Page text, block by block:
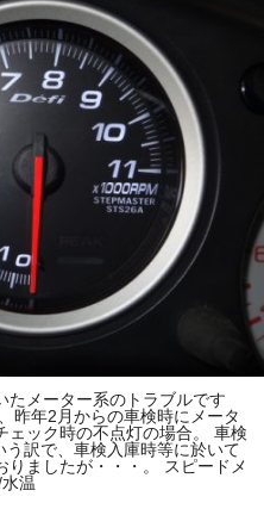
たメーター系のトラブルです
昨年2月からの車検時にメータ
ェック時の不点灯の場合。 車検
訳で、車検入庫時等に於いて
ましたが・・・。 スピードメ
温